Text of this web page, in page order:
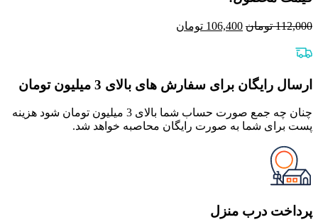
112,000 تومان قیمت
106,400 تومان
ارسال رایگان برای سفارش های بالای 3 میلیون تومان
چنان چه جمع صورت حساب شما بالای 3 میلیون تومان شود هزینه
پست برای شما به صورت رایگان محاصبه خواهد شد.
پرداخت درب منزل